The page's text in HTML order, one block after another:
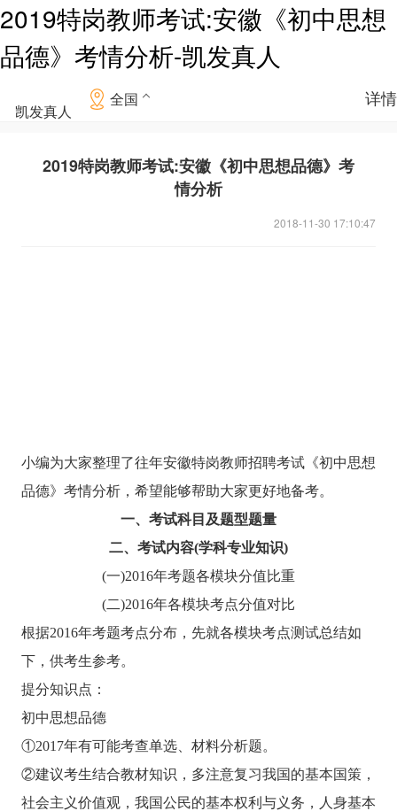
2019特岗教师考试:安徽《初中思想
品德》考情分析-凯发真人
凯发真人
全国 详情
2019特岗教师考试:安徽《初中思想品德》考
情分析
2018-11-30 17:10:47
小编为大家整理了往年安徽特岗教师招聘考试《初中思想
品德》考情分析，希望能够帮助大家更好地备考。
一、考试科目及题型题量
二、考试内容(学科专业知识)
(一)2016年考题各模块分值比重
(二)2016年各模块考点分值对比
根据2016年考题考点分布，先就各模块考点测试总结如
下，供考生参考。
提分知识点：
初中思想品德
①2017年有可能考查单选、材料分析题。
②建议考生结合教材知识，多注意复习我国的基本国策，
社会主义价值观，我国公民的基本权利与义务，人身基本